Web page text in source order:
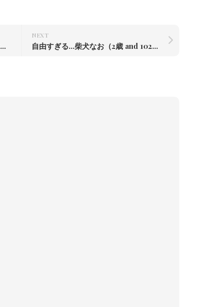
NEXT
自由すぎる…柴犬なお（2歳 and 102日）
定番になってきたドヤ顔…柴犬なお（2歳 and 100日）